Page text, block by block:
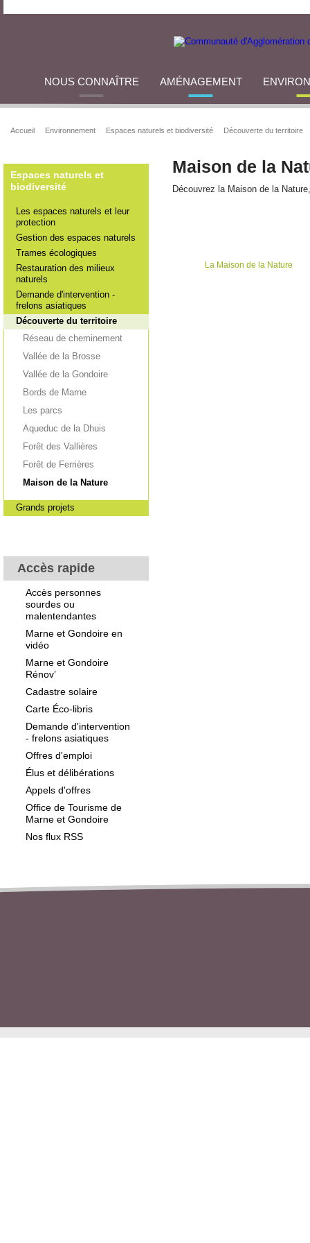
NOUS CONNAÎTRE AMÉNAGEMENT
Accueil Environnement Espaces naturels et biodiversité Découverte du territoire
Espaces naturels et
biodiversité
Les espaces naturels et leur
protection
Gestion des espaces naturels
Trames écologiques
Restauration des milieux
naturels
Demande d'intervention -
frelons asiatiques
Découverte du territoire
Réseau de cheminement
Vallée de la Brosse
Vallée de la Gondoire
Bords de Marne
Les parcs
Aqueduc de la Dhuis
Forêt des Vallières
Forêt de Ferrières
Maison de la Nature
Grands projets
Accès rapide
Accès personnes
sourdes ou
malentendantes
Marne et Gondoire en
vidéo
Marne et Gondoire
Rénov’
Cadastre solaire
Carte Éco-libris
Demande d'intervention
- frelons asiatiques
Offres d'emploi
Élus et délibérations
Appels d'offres
Office de Tourisme de
Marne et Gondoire
Nos flux RSS
Maison de la
Découvrez la Maison de la
La Maison de la Nature